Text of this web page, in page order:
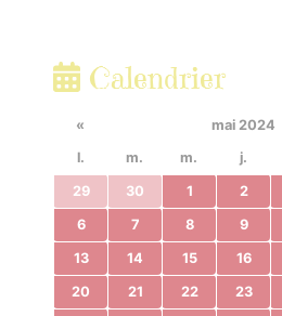
Calendrier
« mai 2024
l.
m. m. j.
29 30 1 2
6 7 8 9
13 14 15 16
20 21 22 23